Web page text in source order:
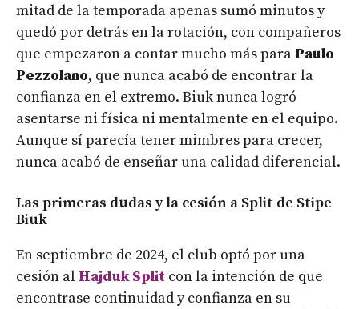
mitad de la temporada apenas sumó minutos y
quedó por detrás en la rotación, con compañeros
que empezaron a contar mucho más para Paulo
Pezzolano, que nunca acabó de encontrar la
confianza en el extremo. Biuk nunca logró
asentarse ni física ni mentalmente en el equipo.
Aunque sí parecía tener mimbres para crecer,
nunca acabó de enseñar una calidad diferencial.
Las primeras dudas y la cesión a Split de Stipe
Biuk
En septiembre de 2024, el club optó por una
cesión al Hajduk Split con la intención de que
encontrase continuidad y confianza en su